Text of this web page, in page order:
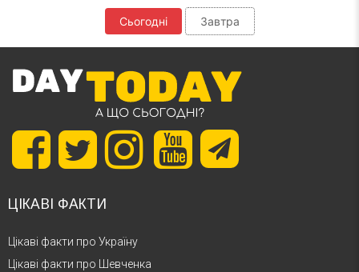
Сьогодні Завтра
ЦІКАВІ ФАКТИ
Цікаві факти про Україну
Цікаві факти про Шевченка